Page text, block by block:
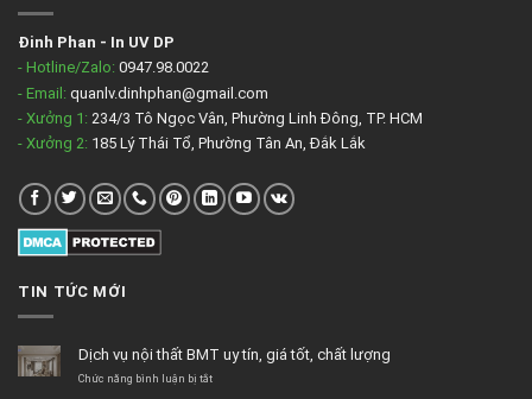
Đinh Phan - In UV DP
- Hotline/Zalo: 0947.98.0022
- Email: quanlv.dinhphan@gmail.com
- Xưởng 1: 234/3 Tô Ngọc Vân, Phường Linh Đông, TP. HCM
- Xưởng 2: 185 Lý Thái Tổ, Phường Tân An, Đắk Lắk
TIN TỨC MỚI
Dịch vụ nội thất BMT uy tín, giá tốt, chất lượng
Chức năng bình luận bị tắtở